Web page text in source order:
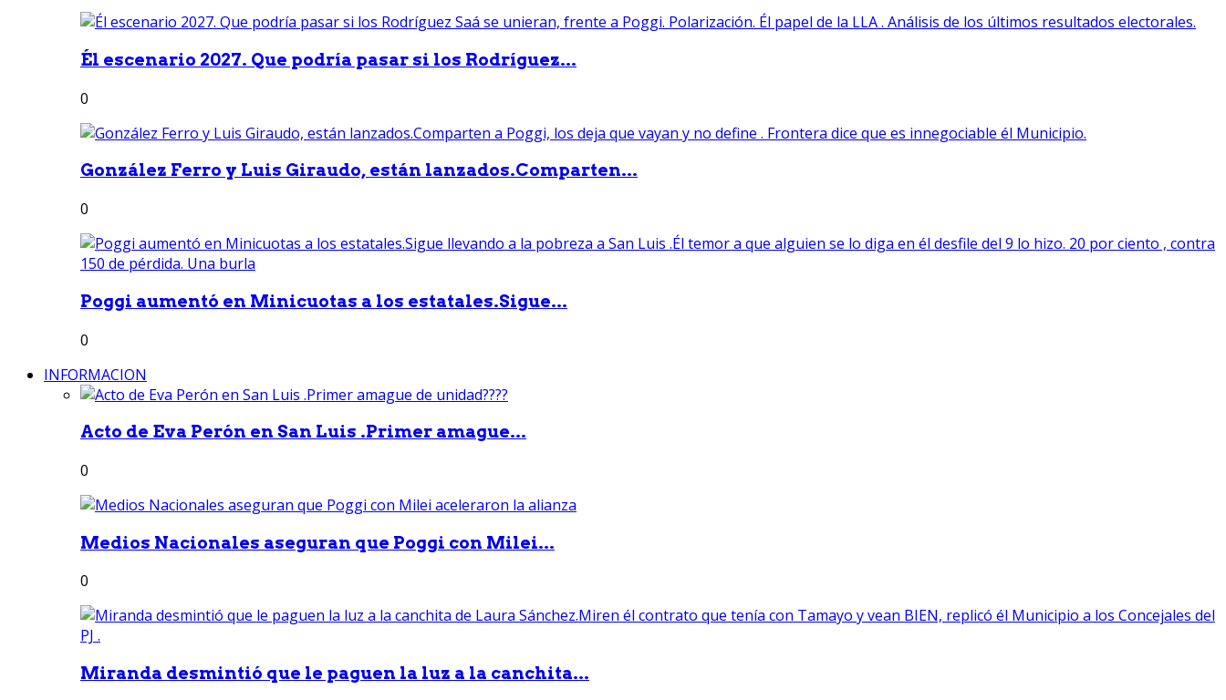
Él escenario 2027. Que podría pasar si los Rodríguez...
0
González Ferro y Luis Giraudo, están lanzados.Comparten...
0
Poggi aumentó en Minicuotas a los estatales.Sigue...
0
INFORMACION
Acto de Eva Perón en San Luis .Primer amague...
0
Medios Nacionales aseguran que Poggi con Milei...
0
Miranda desmintió que le paguen la luz a la canchita...